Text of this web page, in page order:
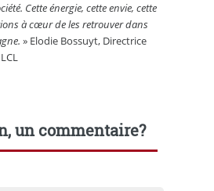
Cette énergie, cette envie, cette
à cœur de les retrouver dans
» Elodie Bossuyt, Directrice
un commentaire?